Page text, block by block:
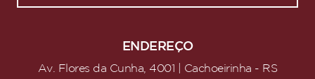
ENDEREÇO
Av. Flores da Cunha, 4001 | Cachoeirinha - RS